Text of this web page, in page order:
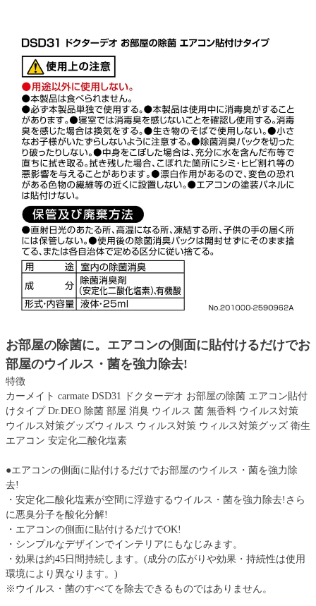
お部屋の除菌に。エアコンの側面に貼付けるだけでお
部屋のウイルス・菌を強力除去!
特徴
カーメイト carmate DSD31 ドクターデオ お部屋の除菌 エアコン貼付
けタイプ Dr.DEO 除菌 部屋 消臭 ウイルス 菌 無香料 ウイルス対策
ウイルス対策グッズウィルス ウィルス対策 ウィルス対策グッズ 衛生
エアコン 安定化二酸化塩素
●エアコンの側面に貼付けるだけでお部屋のウイルス・菌を強力除
去!
・安定化二酸化塩素が空間に浮遊するウイルス・菌を強力除去!さら
に悪臭分子を酸化分解!
・エアコンの側面に貼付けるだけでOK!
・シンプルなデザインでインテリアにもなじみます。
・効果は約45日間持続します。(成分の広がりや効果・持続性は使用
環境により異なります。)
※ウイルス・菌のすべてを除去できるものではありません。